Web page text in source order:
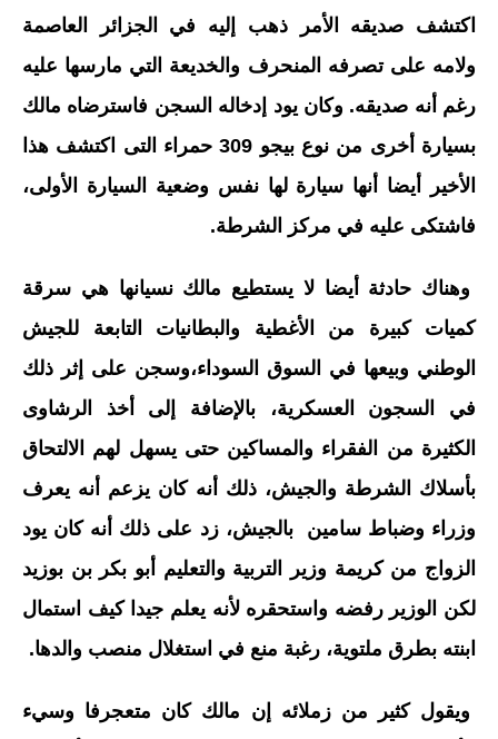
اكتشف صديقه الأمر ذهب إليه في الجزائر العاصمة
ولامه على تصرفه المنحرف والخديعة التي مارسها عليه
رغم أنه صديقه. وكان يود إدخاله السجن فاسترضاه مالك
بسيارة أخرى من نوع بيجو 309 حمراء التى اكتشف هذا
الأخير أيضا أنها سيارة لها نفس وضعية السيارة الأولى،
فاشتكى عليه في مركز الشرطة.
وهناك حادثة أيضا لا يستطيع مالك نسيانها هي سرقة
كميات كبيرة من الأغطية والبطانيات التابعة للجيش
الوطني وبيعها في السوق السوداء،وسجن على إثر ذلك
في السجون العسكرية، بالإضافة إلى أخذ الرشاوى
الكثيرة من الفقراء والمساكين حتى يسهل لهم الالتحاق
بأسلاك الشرطة والجيش، ذلك أنه كان يزعم أنه يعرف
وزراء وضباط سامين بالجيش، زد على ذلك أنه كان يود
الزواج من كريمة وزير التربية والتعليم أبو بكر بن بوزيد
لكن الوزير رفضه واستحقره لأنه يعلم جيدا كيف استمال
ابنته بطرق ملتوية، رغبة منع في استغلال منصب والدها.
ويقول كثير من زملائه إن مالك كان متعجرفا وسيء